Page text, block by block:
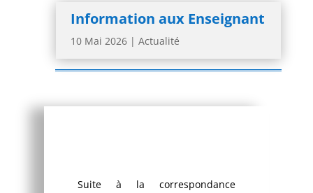
Information aux Enseignant
10 Mai 2026| Actualité
Suite à la correspondance